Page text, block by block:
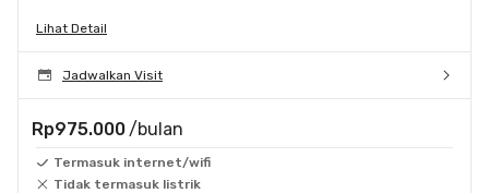
Lihat Detail
Jadwalkan Visit
Rp975.000 /bulan
Termasuk internet/wifi
Tidak termasuk listrik